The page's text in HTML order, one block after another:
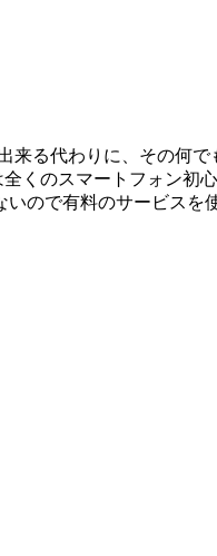
代わりに、その何で
くのスマートフォン
ので有料のサービス